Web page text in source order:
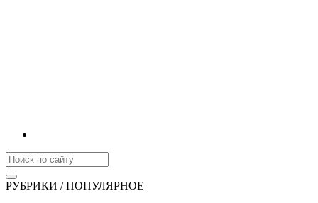
РУБРИКИ / ПОПУЛЯРНОЕ